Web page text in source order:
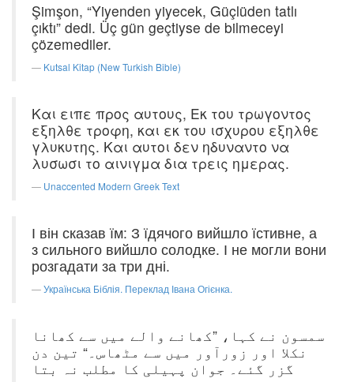
Şimşon, “Yiyenden yiyecek, Güçlüden tatlı
çıktı” dedi. Üç gün geçtiyse de bilmeceyi
çözemediler.
Kutsal Kitap (New Turkish Bible)
Και ειπε προς αυτους, Εκ του τρωγοντος
εξηλθε τροφη, και εκ του ισχυρου εξηλθε
γλυκυτης. Και αυτοι δεν ηδυναντο να
λυσωσι το αινιγμα δια τρεις ημερας.
Unaccented Modern Greek Text
І він сказав їм: З їдячого вийшло їстивне, а
з сильного вийшло солодке. І не могли вони
розгадати за три дні.
Українська Біблія. Переклад Івана Огієнка.
سمسون نے کہا، ”کھانے والے میں سے کھانا
نکلا اور زورآور میں سے مٹھاس۔“ تین دن
گزر گئے۔ جوان پہیلی کا مطلب نہ بتا